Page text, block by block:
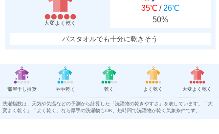
大変よく乾く
35℃ / 26℃
50%
バスタオルでも十分に乾きそう
部屋干し推奨 やや乾く 乾く よく乾く 大変よく乾く
洗濯指数は、天気や気温などの予測から計算した「洗濯物の乾きやすさ」を表しています。「大
変よく乾く」「よく乾く」なら厚手の洗濯物もOK、短時間で洗濯物が乾く気象条件です。